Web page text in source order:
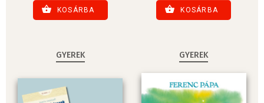
KOSÁRBA KOSÁRBA
GYEREK GYEREK